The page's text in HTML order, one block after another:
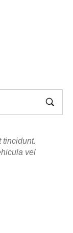
tincidunt.
vel